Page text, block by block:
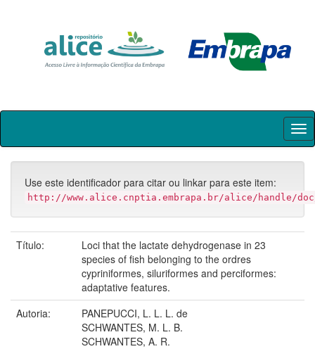
Skip
Use este identificador para citar ou linkar para este item:
http://www.alice.cnptia.embrapa.br/alice/handle/
Título:
Loci that the lactate dehydrogenase in 23
species of fish belonging to the ordres
cypriniformes, siluriformes and perciformes:
adaptative features.
Autoria:
PANEPUCCI, L. L. L. de
SCHWANTES, M. L. B.
SCHWANTES, A. R.